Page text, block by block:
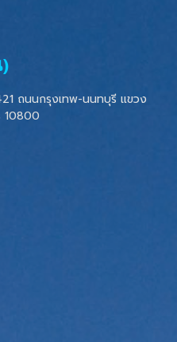
ถนนกรุงเทพ-นนทบุรี แขวง
10800